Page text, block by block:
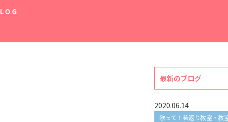
最新のブログ
2020.06.14
歌って！若返り教室・教